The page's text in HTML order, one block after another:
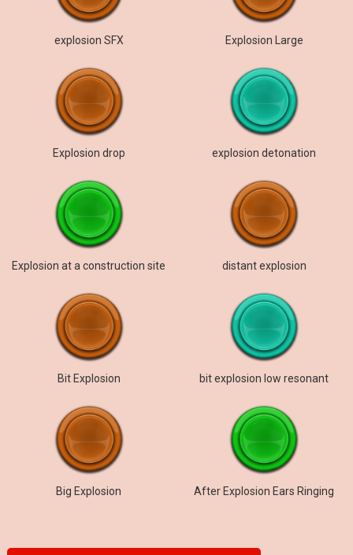
explosion SFX Explosion Large
Explosion drop explosion detonation
Explosion at a construction site distant explosion
Bit Explosion bit explosion low resonant
Big Explosion After Explosion Ears Ringing